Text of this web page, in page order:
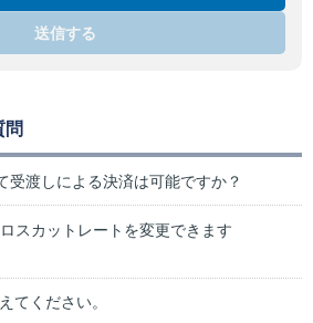
送信する
問
受渡しによる決済は可能ですか？
スカットレートを変更できます
てください。